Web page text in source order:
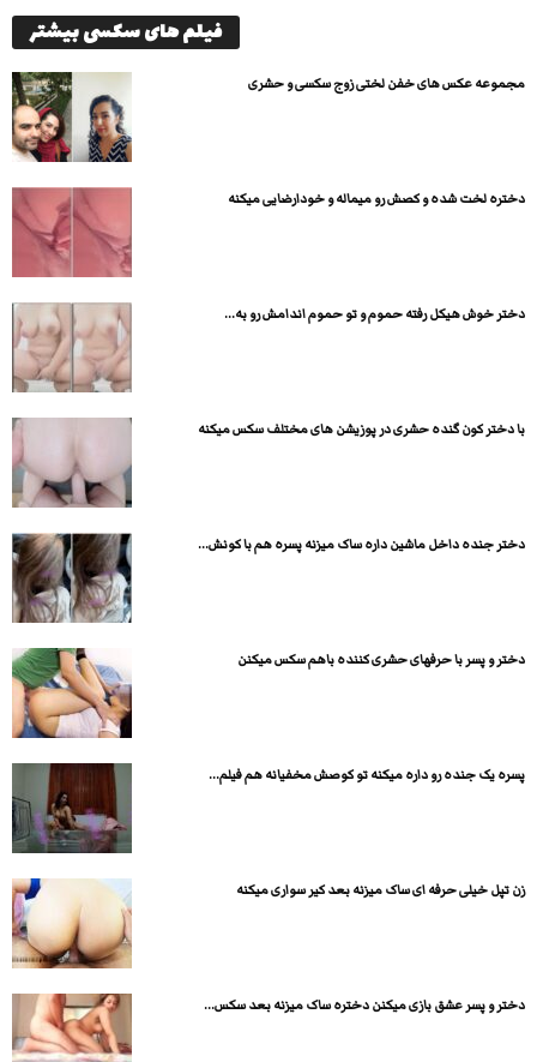
فیلم های سکسی بیشتر
مجموعه عکس های خفن لختی زوج سکسی و حشری
دختره لخت شده و کصش رو میماله و خودارضایی میکنه
دختر خوش هیکل رفته حموم و تو حموم اندامش رو به...
با دختر کون گنده حشری در پوزیشن های مختلف سکس میکنه
دختر جنده داخل ماشین داره ساک میزنه پسره هم با کونش...
دختر و پسر با حرفهای حشری کننده باهم سکس میکنن
پسره یک جنده رو داره میکنه تو کوصش مخفیانه هم فیلم...
زن تپل خیلی حرفه ای ساک میزنه بعد کیر سواری میکنه
دختر و پسر عشق بازی میکنن دختره ساک میزنه بعد سکس...